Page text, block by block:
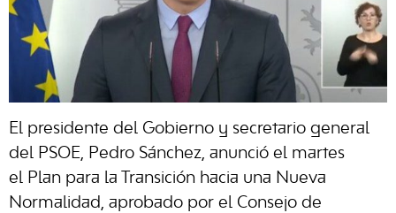
El presidente del Gobierno y secretario general
del PSOE, Pedro Sánchez, anunció el martes
el Plan para la Transición hacia una Nueva
Normalidad, aprobado por el Consejo de